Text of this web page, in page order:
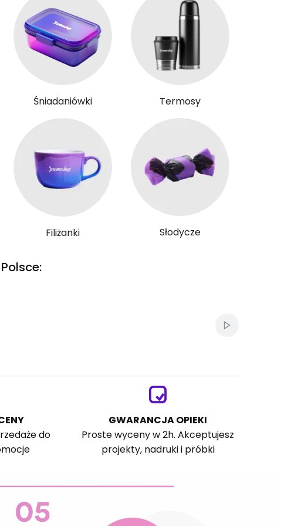
Śniadaniówki Termosy
Filiżanki Słodycze
Włącz
do
GWARANCJA OPIEKI
Proste wyceny w 2h. Akceptujesz
projekty, nadruki i próbki